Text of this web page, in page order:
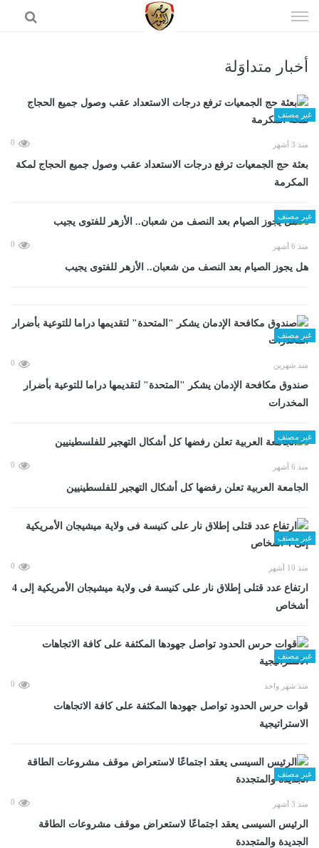
الى
أخبار متداوَلة
غير مصنف
منذ 3 أشهر 0
بعثة حج الجمعيات ترفع درجات الاستعداد عقب وصول جميع الحجاج لمكة
المكرمة
غير مصنف
منذ 6 أشهر 0
هل يجوز الصيام بعد النصف من شعبان.. الأزهر للفتوى يجيب
غير مصنف
منذ شهرين 0
صندوق مكافحة الإدمان يشكر "المتحدة" لتقديمها دراما للتوعية بأضرار
المخدرات
غير مصنف
منذ 6 أشهر 0
الجامعة العربية تعلن رفضها كل أشكال التهجير للفلسطينيين
غير مصنف
منذ 10 أشهر 0
ارتفاع عدد قتلى إطلاق نار على كنيسة فى ولاية ميشيجان الأمريكية إلى 4
أشخاص
غير مصنف
منذ شهر واحد 0
قوات حرس الحدود تواصل جهودها المكثفة على كافة الاتجاهات
الاستراتيجية
غير مصنف
منذ 3 أشهر 0
الرئيس السيسى يعقد اجتماعًا لاستعراض موقف مشروعات الطاقة
الجديدة والمتجددة